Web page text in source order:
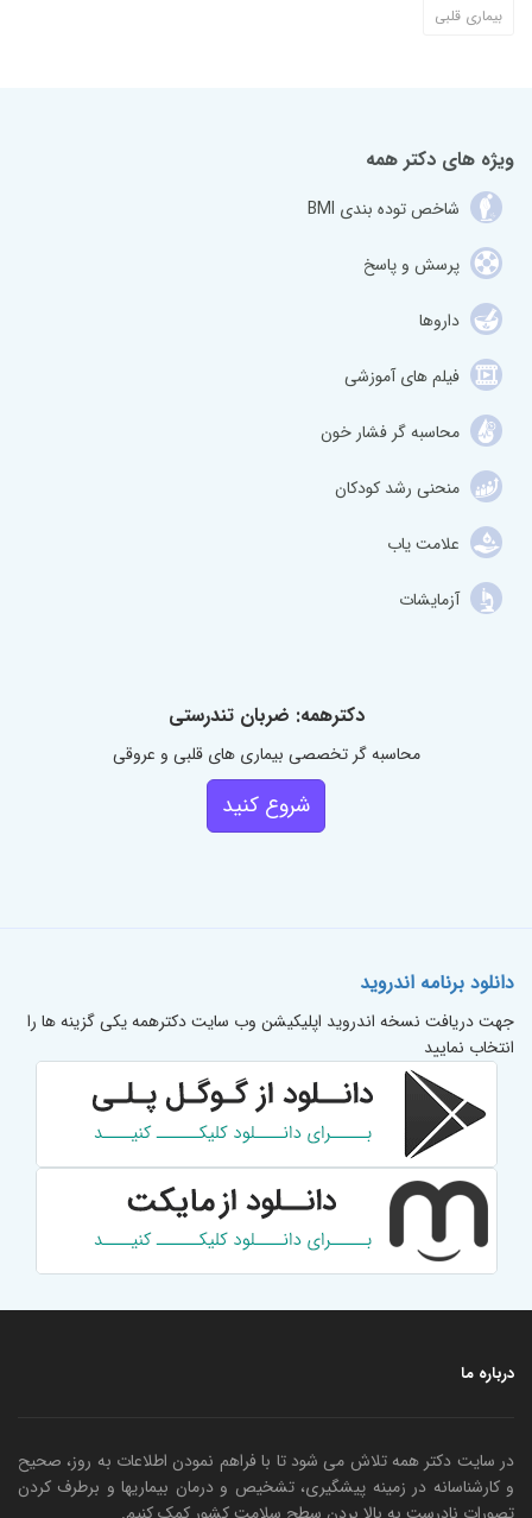
بیماری قلبی
ویژه های دکتر همه
شاخص توده بندی BMI
پرسش و پاسخ
داروها
فیلم های آموزشی
محاسبه گر فشار خون
منحنی رشد کودکان
علامت یاب
آزمایشات
دکترهمه: ضربان تندرستی
محاسبه گر تخصصی بیماری های قلبی و عروقی
شروع کنید
دانلود برنامه اندروید
جهت دریافت نسخه اندروید اپلیکیشن وب سایت دکترهمه یکی گزینه ها را
انتخاب نمایید
درباره ما
در سایت دکتر همه تلاش می شود تا با فراهم نمودن اطلاعات به روز، صحیح
و کارشناسانه در زمینه پیشگیری، تشخیص و درمان بیماریها و برطرف کردن